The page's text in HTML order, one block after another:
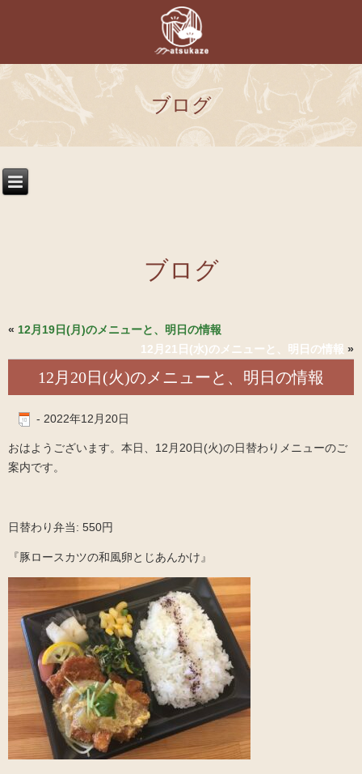
ブログ
ブログ
« 12月19日(月)のメニューと、明日の情報
12月21日(水)のメニューと、明日の情報 »
12月20日(火)のメニューと、明日の情報
- 2022年12月20日
おはようございます。本日、12月20日(火)の日替わりメニューのご
案内です。
日替わり弁当: 550円
『豚ロースカツの和風卵とじあんかけ』